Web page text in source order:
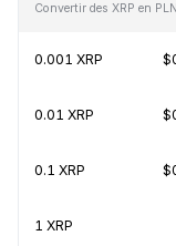
Convertir des XRP en PLN
0.001 XRP
0.01 XRP
0.1 XRP
1 XRP